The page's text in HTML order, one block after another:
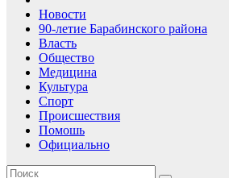
Новости
90-летие Барабинского района
Власть
Общество
Медицина
Культура
Спорт
Происшествия
Помошь
Официально